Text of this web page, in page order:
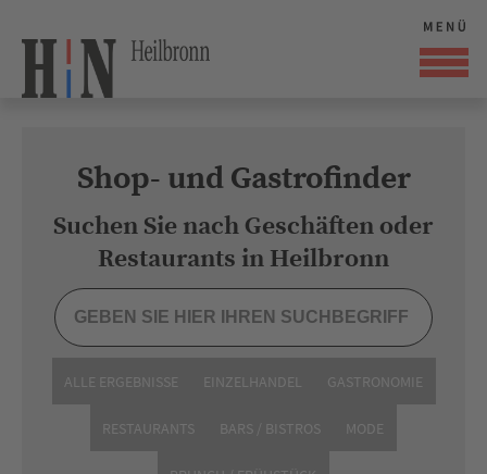
Shop- und Gastrofinder
Suchen Sie nach Geschäften oder
Restaurants in Heilbronn
ALLE ERGEBNISSE EINZELHANDEL GASTRONOMIE
RESTAURANTS BARS / BISTROS MODE